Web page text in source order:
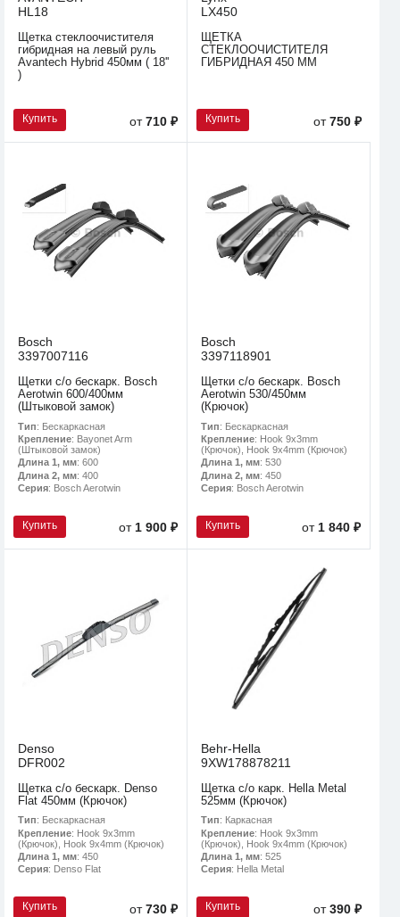
HL18
Щетка стеклоочистителя
гибридная на левый руль
Avantech Hybrid 450мм ( 18''
)
Купить от710 ₽
LX450
ЩЕТКА
СТЕКЛООЧИСТИТЕЛЯ
ГИБРИДНАЯ 450 ММ
Купить от750 ₽
Bosch
3397007116
Щетки с/о бескарк. Bosch
Aerotwin 600/400мм
(Штыковой замок)
Тип: Бескаркасная
Крепление: Bayonet Arm
(Штыковой замок)
Длина 1, мм: 600
Длина 2, мм: 400
Серия: Bosch Aerotwin
Купить от1 900 ₽
Bosch
3397118901
Щетки с/о бескарк. Bosch
Aerotwin 530/450мм
(Крючок)
Тип: Бескаркасная
Крепление: Hook 9x3mm
(Крючок), Hook 9x4mm (Крючок)
Длина 1, мм: 530
Длина 2, мм: 450
Серия: Bosch Aerotwin
Купить от1 840 ₽
Denso
DFR002
Щетка с/о бескарк. Denso
Flat 450мм (Крючок)
Тип: Бескаркасная
Крепление: Hook 9x3mm
(Крючок), Hook 9x4mm (Крючок)
Длина 1, мм: 450
Серия: Denso Flat
Купить от730 ₽
Behr-Hella
9XW178878211
Щетка с/о карк. Hella Metal
525мм (Крючок)
Тип: Каркасная
Крепление: Hook 9x3mm
(Крючок), Hook 9x4mm (Крючок)
Длина 1, мм: 525
Серия: Hella Metal
Купить от390 ₽